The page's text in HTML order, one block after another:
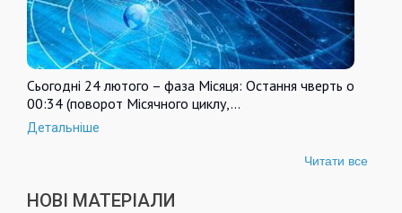
Сьогодні 24 лютого – фаза Місяця: Остання чверть о
00:34 (поворот Місячного циклу,…
Детальніше
Читати все
НОВІ МАТЕРІАЛИ